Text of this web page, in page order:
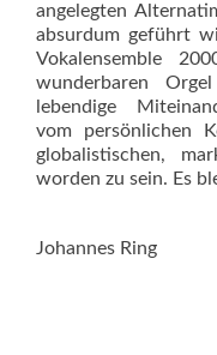
angelegten
absurdum geführt
Vokalensemble
wunderbaren
lebendige
vom persönlichen
globalistischen,
worden zu sein. Es
Johannes Ring